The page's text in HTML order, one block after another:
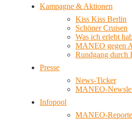
Kampagne & Aktionen
Kiss Kiss Berlin
Schöner Cruisen
Was ich erlebt
MANEO gegen
Rundgang durch
Presse
News-Ticker
MANEO-
Infopool
MANEO-Reporte